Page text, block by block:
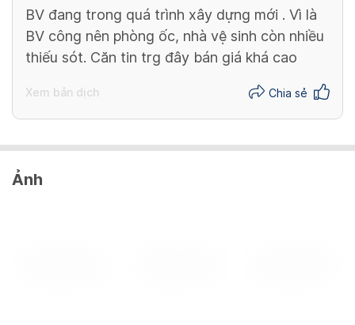
BV đang trong quá trình xây dựng mới . Vì là
BV công nên phòng ốc, nhà vệ sinh còn nhiều
thiếu sót. Căn tin trg đây bán giá khá cao
Xem bản dịch Chia sẻ
Ảnh